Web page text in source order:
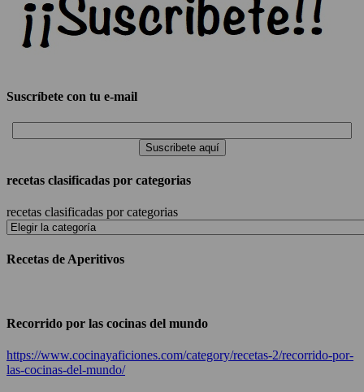
Suscríbete con tu e-mail
recetas clasificadas por categorias
recetas clasificadas por categorias
Recetas de Aperitivos
Recorrido por las cocinas del mundo
https://www.cocinayaficiones.com/category/recetas-2/recorrido-por-
las-cocinas-del-mundo/